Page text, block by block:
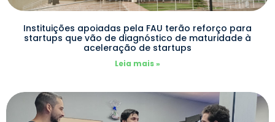
Instituições apoiadas pela FAU terão reforço para
startups que vão de diagnóstico de maturidade à
aceleração de startups
Leia mais »